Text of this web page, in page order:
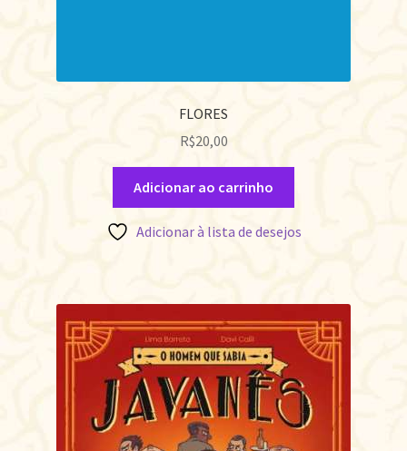
FLORES
R$20,00
Adicionar ao carrinho
Adicionar à lista de desejos